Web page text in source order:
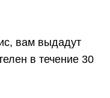
вам выдадут
в течение 30